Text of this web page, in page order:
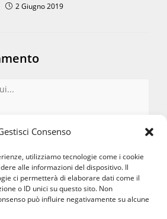
Consenso
utilizziamo tecnologie come i cookie
alle informazioni del dispositivo. Il
ci permetterà di elaborare dati come il
o ID unici su questo sito. Non
può influire negativamente su alcune
2 Giugno 2019